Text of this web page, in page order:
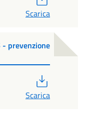
Scarica
prevenzione
Scarica